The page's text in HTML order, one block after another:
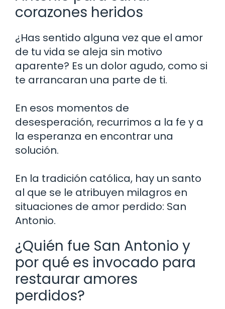
corazones heridos
¿Has sentido alguna vez que el amor
de tu vida se aleja sin motivo
aparente? Es un dolor agudo, como si
te arrancaran una parte de ti.
En esos momentos de
desesperación, recurrimos a la fe y a
la esperanza en encontrar una
solución.
En la tradición católica, hay un santo
al que se le atribuyen milagros en
situaciones de amor perdido: San
Antonio.
¿Quién fue San Antonio y
por qué es invocado para
restaurar amores
perdidos?